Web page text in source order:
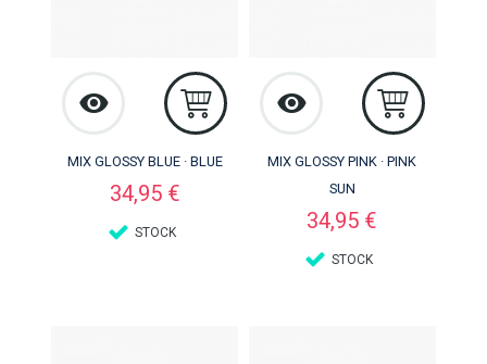
MIX GLOSSY BLUE · BLUE
Preço
34,95 €
STOCK
MIX GLOSSY PINK · PINK
SUN
Preço
34,95 €
STOCK